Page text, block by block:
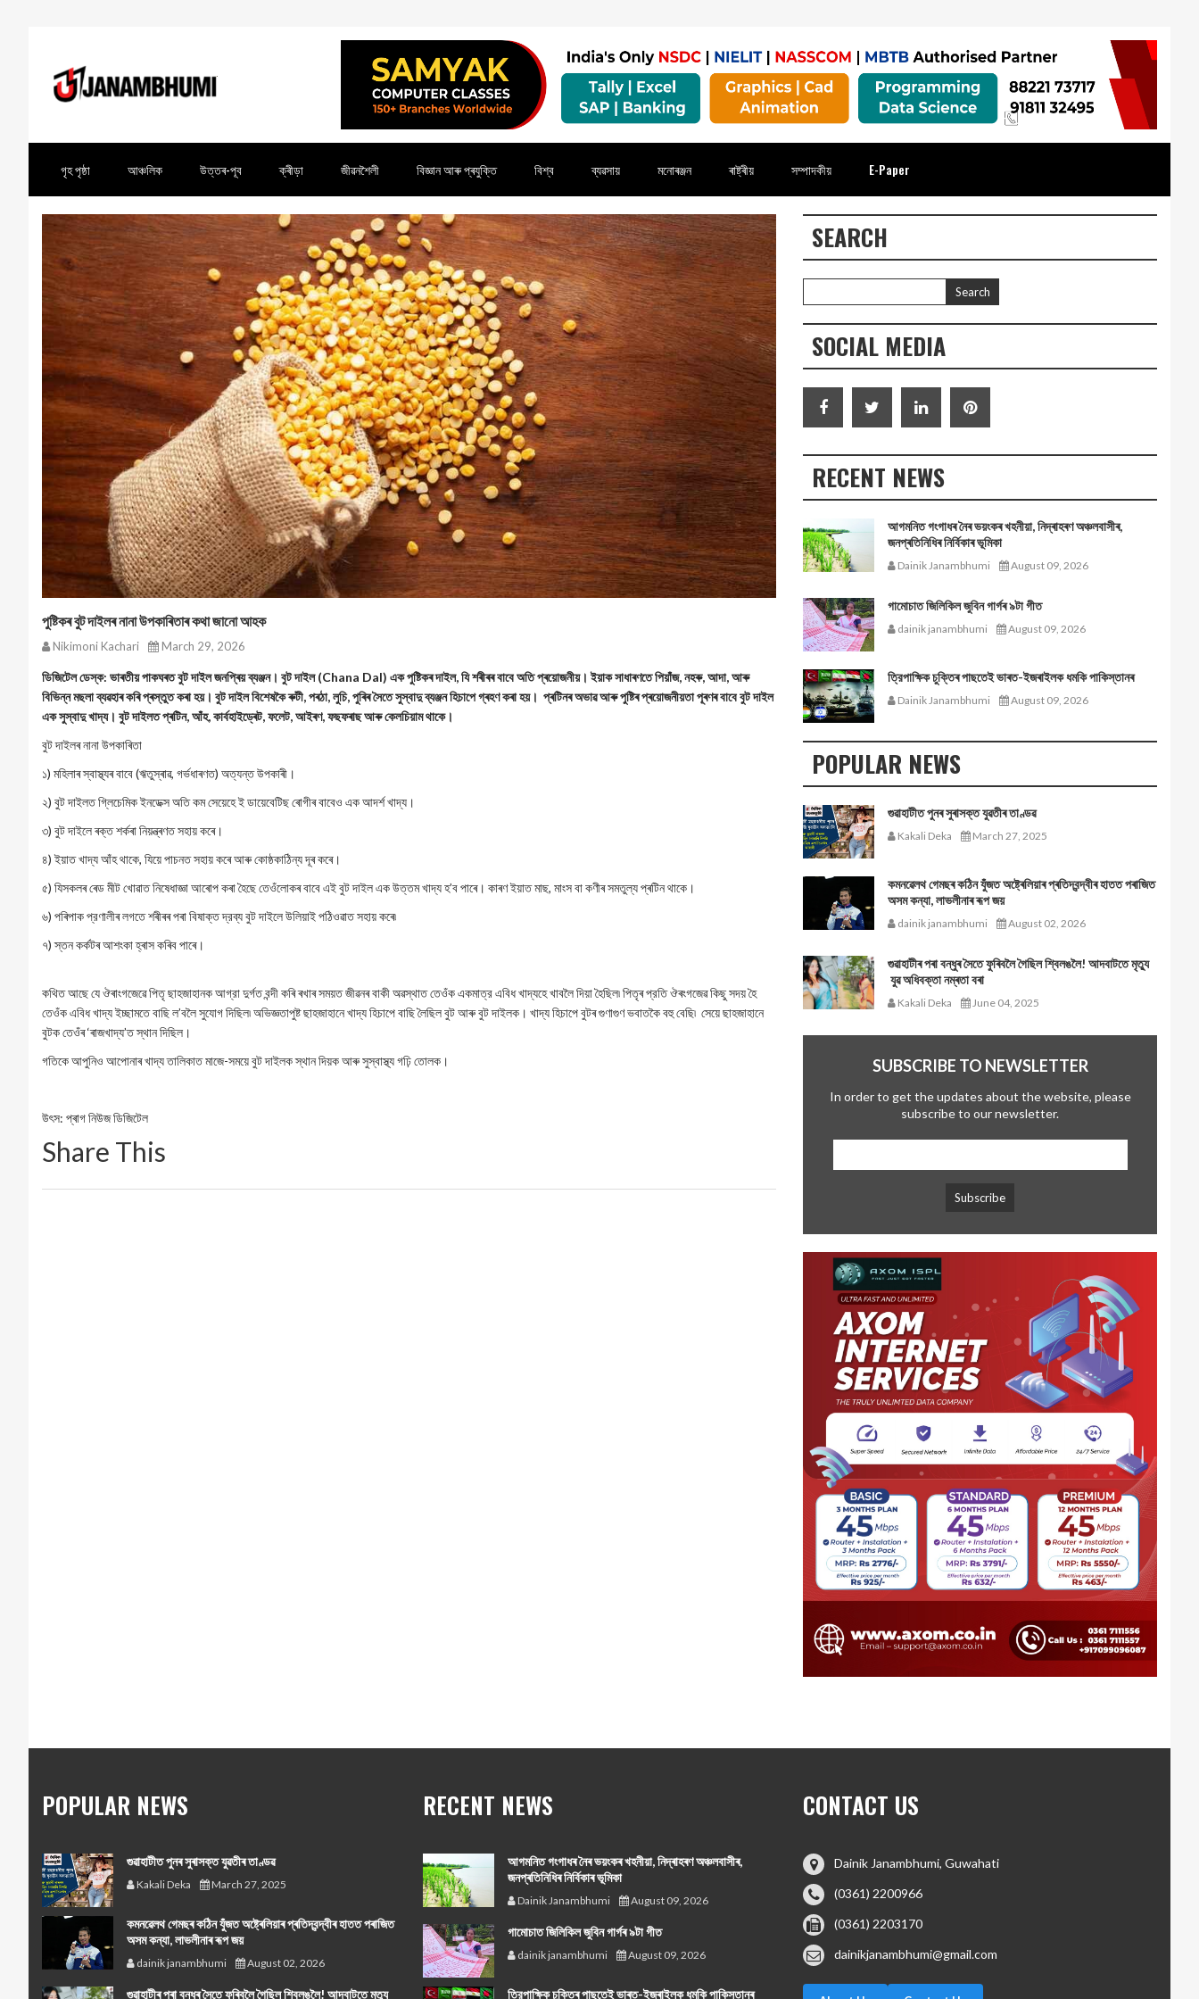
গৃহ পৃষ্ঠা আঞ্চলিক উত্তৰ-পূব ক্ৰীড়া জীৱনশৈলী বিজ্ঞান আৰু প্ৰযুক্তি বিশ্ব ব্যৱসায় মনোৰঞ্জন ৰাষ্ট্ৰীয় সম্পাদকীয় E-Paper
পুষ্টিকৰ বুট দাইলৰ নানা উপকাৰিতাৰ কথা জানো আহক
Nikimoni Kachari March 29, 2026
ডিজিটেল ডেস্ক: ভাৰতীয় পাকঘৰত বুট দাইল জনপ্ৰিয় ব্যঞ্জন। বুট দাইল (Chana Dal) এক পুষ্টিকৰ দাইল, যি শৰীৰৰ বাবে অতি প্ৰয়োজনীয়। ইয়াক সাধাৰণতে পিয়াঁজ, নহৰু, আদা, আৰু
বিভিন্ন মছলা ব্যৱহাৰ কৰি প্ৰস্তুত কৰা হয়। বুট দাইল বিশেষকৈ ৰুটী, পৰঠা, লুচি, পুৰিৰ সৈতে সুস্বাদু ব্যঞ্জন হিচাপে গ্ৰহণ কৰা হয়। প্ৰটিনৰ অভাৱ আৰু পুষ্টিৰ প্ৰয়োজনীয়তা পূৰণৰ বাবে বুট দাইল
এক সুস্বাদু খাদ্য। বুট দাইলত প্ৰটিন, আঁহ, কাৰ্বহাইড্ৰেট, ফলেট, আইৰণ, ফছফৰাছ আৰু কেলচিয়াম থাকে।
বুট দাইলৰ নানা উপকাৰিতা
১) মহিলাৰ স্বাস্থ্যৰ বাবে (ঋতুস্ৰাৱ, গৰ্ভধাৰণত) অত্যন্ত উপকাৰী।
২) বুট দাইলত গ্লিচেমিক ইনডেক্স অতি কম সেয়েহে ই ডায়েবেটিছ ৰোগীৰ বাবেও এক আদৰ্শ খাদ্য।
৩) বুট দাইলে ৰক্ত শৰ্কৰা নিয়ন্ত্ৰণত সহায় কৰে।
৪) ইয়াত খাদ্য আঁহ থাকে, যিয়ে পাচনত সহায় কৰে আৰু কোষ্ঠকাঠিন্য দূৰ কৰে।
৫) যিসকলৰ ৰেড মীট খোৱাত নিষেধাজ্ঞা আৰোপ কৰা হৈছে তেওঁলোকৰ বাবে এই বুট দাইল এক উত্তম খাদ্য হ’ব পাৰে। কাৰণ ইয়াত মাছ, মাংস বা কণীৰ সমতুল্য প্ৰটিন থাকে।
৬) পৰিপাক প্রণালীৰ লগতে শৰীৰৰ পৰা বিষাক্ত দ্রব্য বুট দাইলে উলিয়াই পঠিওৱাত সহায় কৰে৷
৭) স্তন কৰ্কটৰ আশংকা হ্ৰাস কৰিব পাৰে।
কথিত আছে যে ঔৰাংগজেৱে পিতৃ ছাহজাহানক আগ্রা দুর্গত বন্দী কৰি ৰখাৰ সময়ত জীৱনৰ বাকী অৱস্থাত তেওঁক একমাত্র এবিধ খাদ্যহে খাবলৈ দিয়া হৈছিল৷ পিতৃৰ প্রতি ঔৰংগজেৱ কিছু সদয় হৈ
তেওঁক এবিধ খাদ্য ইচ্ছামতে বাছি ল’বলৈ সুযোগ দিছিল৷ অভিজ্ঞতাপুষ্ট ছাহজাহানে খাদ্য হিচাপে বাছি লৈছিল বুট আৰু বুট দাইলক। খাদ্য হিচাপে বুটৰ গুণাগুণ ভবাতকৈ বহু বেছি৷ সেয়ে ছাহজাহানে
বুটক তেওঁৰ ‘ৰাজখাদ্য’ত স্থান দিছিল।
গতিকে আপুনিও আপোনাৰ খাদ্য তালিকাত মাজে-সময়ে বুট দাইলক স্থান দিয়ক আৰু সুস্বাস্থ্য গঢ়ি তোলক।
উৎস: প্ৰাগ নিউজ ডিজিটেল
Share This
SEARCH
SOCIAL MEDIA
RECENT NEWS
আগমনিত গংগাধৰ নৈৰ ভয়ংকৰ খহনীয়া, নিদ্ৰাহৰণ অঞ্চলবাসীৰ,
জনপ্ৰতিনিধিৰ নিৰ্বিকাৰ ভূমিকা
Dainik Janambhumi August 09, 2026
গামোচাত জিলিকিল জুবিন গাৰ্গৰ ৯টা গীত
dainik janambhumi August 09, 2026
ত্রিপাক্ষিক চুক্তিৰ পাছতেই ভাৰত-ইজৰাইলক ধমকি পাকিস্তানৰ
Dainik Janambhumi August 09, 2026
POPULAR NEWS
গুৱাহাটীত পুনৰ সুৰাসক্ত যুৱতীৰ তাণ্ডৱ
Kakali Deka March 27, 2025
কমনৱেলথ গেমছৰ কঠিন যুঁজত অষ্ট্ৰেলিয়াৰ প্ৰতিদ্বন্দ্বীৰ হাতত পৰাজিত
অসম কন্যা, লাভলীনাৰ ৰূপ জয়
dainik janambhumi August 02, 2026
গুৱাহাটীৰ পৰা বন্ধুৰ সৈতে ফুৰিবলৈ গৈছিল শ্বিলঙলৈ! আদবাটতে মৃত্যু
যুৱ অধিবক্তা নম্ৰতা বৰা
Kakali Deka June 04, 2025
SUBSCRIBE TO NEWSLETTER
In order to get the updates about the website, please
subscribe to our newsletter.
POPULAR NEWS
গুৱাহাটীত পুনৰ সুৰাসক্ত যুৱতীৰ তাণ্ডৱ
Kakali Deka March 27, 2025
কমনৱেলথ গেমছৰ কঠিন যুঁজত অষ্ট্ৰেলিয়াৰ প্ৰতিদ্বন্দ্বীৰ হাতত পৰাজিত
অসম কন্যা, লাভলীনাৰ ৰূপ জয়
dainik janambhumi August 02, 2026
গুৱাহাটীৰ পৰা বন্ধুৰ সৈতে ফুৰিবলৈ গৈছিল শ্বিলঙলৈ! আদবাটতে মৃত্যু
RECENT NEWS
আগমনিত গংগাধৰ নৈৰ ভয়ংকৰ খহনীয়া, নিদ্ৰাহৰণ অঞ্চলবাসীৰ,
জনপ্ৰতিনিধিৰ নিৰ্বিকাৰ ভূমিকা
Dainik Janambhumi August 09, 2026
গামোচাত জিলিকিল জুবিন গাৰ্গৰ ৯টা গীত
dainik janambhumi August 09, 2026
ত্রিপাক্ষিক চুক্তিৰ পাছতেই ভাৰত-ইজৰাইলক ধমকি পাকিস্তানৰ
CONTACT US
Dainik Janambhumi, Guwahati
(0361) 2200966
(0361) 2203170
dainikjanambhumi@gmail.com